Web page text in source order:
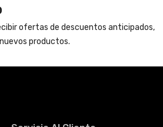
ofertas de descuentos anticipados,
productos.